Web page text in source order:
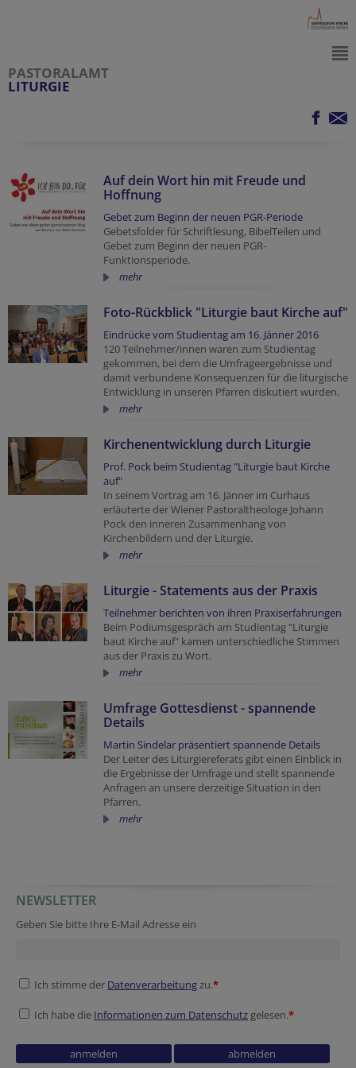
PASTORALAMT
LITURGIE
Auf dein Wort hin mit Freude und
Hoffnung
Gebet zum Beginn der neuen PGR-Periode
Gebetsfolder für Schriftlesung, BibelTeilen und
Gebet zum Beginn der neuen PGR-
Funktionsperiode.
mehr
Foto-Rückblick "Liturgie baut Kirche auf"
Eindrücke vom Studientag am 16. Jänner 2016
120 Teilnehmer/innen waren zum Studientag
gekommen, bei dem die Umfrageergebnisse und
damit verbundene Konsequenzen für die liturgische
Entwicklung in unseren Pfarren diskutiert wurden.
mehr
Kirchenentwicklung durch Liturgie
Prof. Pock beim Studientag "Liturgie baut Kirche
auf"
In seinem Vortrag am 16. Jänner im Curhaus
erläuterte der Wiener Pastoraltheologe Johann
Pock den inneren Zusammenhang von
Kirchenbildern und der Liturgie.
mehr
Liturgie - Statements aus der Praxis
Teilnehmer berichten von ihren Praxiserfahrungen
Beim Podiumsgespräch am Studientag "Liturgie
baut Kirche auf" kamen unterschiedliche Stimmen
aus der Praxis zu Wort.
mehr
Umfrage Gottesdienst - spannende
Details
Martin Sindelar präsentiert spannende Details
Der Leiter des Liturgiereferats gibt einen Einblick in
die Ergebnisse der Umfrage und stellt spannende
Anfragen an unsere derzeitige Situation in den
Pfarren.
mehr
Homepage
Tracking ID
Website
NEWSLETTER
Geben Sie bitte Ihre E-Mail Adresse ein
Ich stimme der Datenverarbeitungzu.*
Ich habe die Informationen zum Datenschutz gelesen.*